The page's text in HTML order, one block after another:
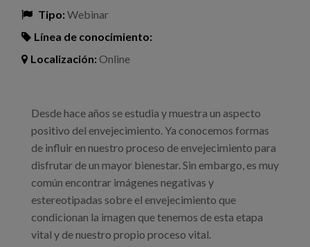
Noticias
Trabaja con nosotros
Canal de denuncias
Tipo:Webinar
Línea de conocimiento:
Localización:Online
Desde hace años se estudia y muestra un aspecto
positivo del envejecimiento. Ya conocemos formas
de influir en nuestro proceso de envejecimiento para
disfrutar de un mayor bienestar. Sin embargo, es muy
común encontrar imágenes negativas y
estereotipadas sobre el envejecimiento que
condicionan la imagen que tenemos de esta etapa
vital y de nuestro propio proceso vital.